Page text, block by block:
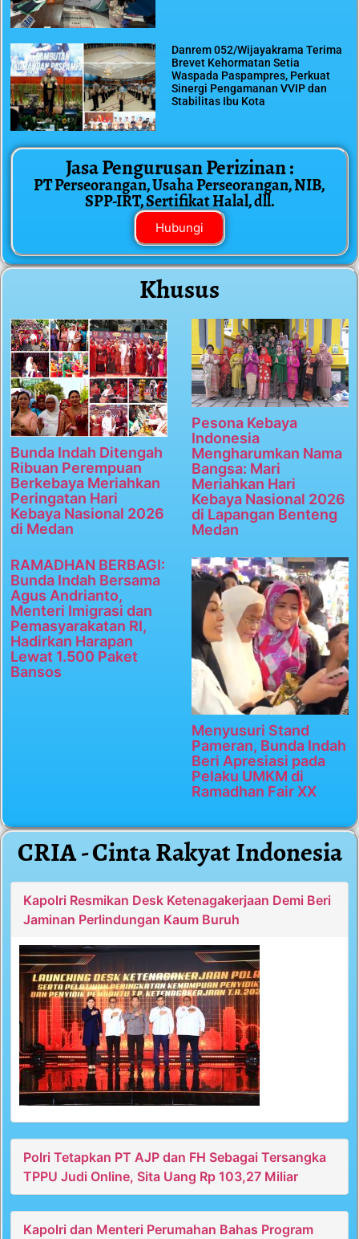
Danrem 052/Wijayakrama Terima
Brevet Kehormatan Setia
Waspada Paspampres, Perkuat
Sinergi Pengamanan VVIP dan
Stabilitas Ibu Kota
Jasa Pengurusan Perizinan :
PT Perseorangan, Usaha Perseorangan, NIB,
SPP-IRT, Sertifikat Halal, dll.
Hubungi
Khusus
Bunda Indah Ditengah
Ribuan Perempuan
Berkebaya Meriahkan
Peringatan Hari
Kebaya Nasional 2026
di Medan
Pesona Kebaya
Indonesia
Mengharumkan Nama
Bangsa: Mari
Meriahkan Hari
Kebaya Nasional 2026
di Lapangan Benteng
Medan
RAMADHAN BERBAGI:
Bunda Indah Bersama
Agus Andrianto,
Menteri Imigrasi dan
Pemasyarakatan RI,
Hadirkan Harapan
Lewat 1.500 Paket
Bansos
Menyusuri Stand
Pameran, Bunda Indah
Beri Apresiasi pada
Pelaku UMKM di
Ramadhan Fair XX
CRIA - Cinta Rakyat Indonesia
Kapolri Resmikan Desk Ketenagakerjaan Demi Beri
Jaminan Perlindungan Kaum Buruh
Polri Tetapkan PT AJP dan FH Sebagai Tersangka
TPPU Judi Online, Sita Uang Rp 103,27 Miliar
Kapolri dan Menteri Perumahan Bahas Program